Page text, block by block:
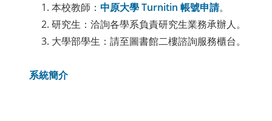
1. 本校教師：中原大學 Turnitin 帳號申請。
2. 研究生：洽詢各學系負責研究生業務承辦人。
3. 大學部學生：請至圖書館二樓諮詢服務櫃台。
系統簡介